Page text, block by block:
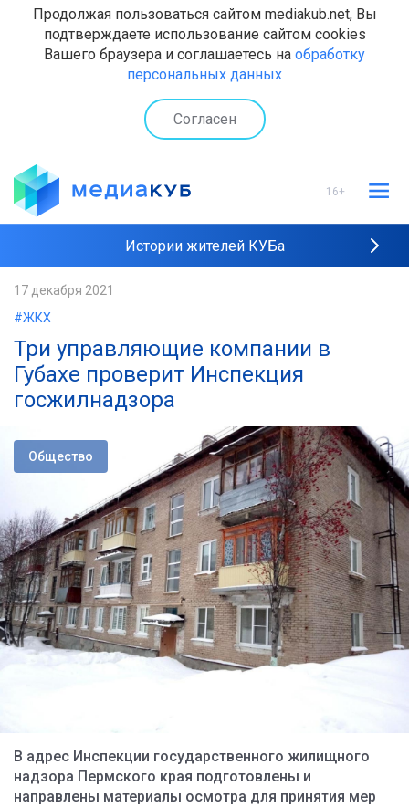
Продолжая пользоваться сайтом mediakub.net, Вы
подтверждаете использование сайтом cookies
Вашего браузера и соглашаетесь на обработку
персональных данных
Согласен
16+
Истории жителей КУБа
17 декабря 2021
#ЖКХ
Три управляющие компании в
Губахе проверит Инспекция
госжилнадзора
Общество
В адрес Инспекции государственного жилищного
надзора Пермского края подготовлены и
направлены материалы осмотра для принятия мер